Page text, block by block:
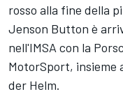
rosso alla fine della
Jenson Button è
nell'IMSA con la
MotorSport, insieme
der Helm.